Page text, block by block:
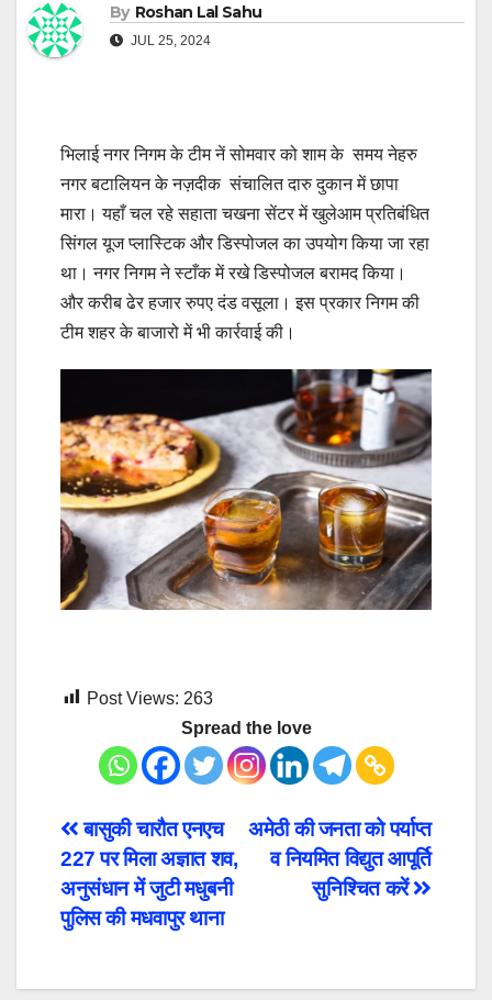
By Roshan Lal Sahu
JUL 25, 2024
भिलाई नगर निगम के टीम नें सोमवार को शाम के समय नेहरु
नगर बटालियन के नज़दीक संचालित दारु दुकान में छापा
मारा। यहाँ चल रहे सहाता चखना सेंटर में खुलेआम प्रतिबंधित
सिंगल यूज प्लास्टिक और डिस्पोजल का उपयोग किया जा रहा
था। नगर निगम ने स्टाँक में रखे डिस्पोजल बरामद किया।
और करीब ढेर हजार रुपए दंड वसूला। इस प्रकार निगम की
टीम शहर के बाजारो में भी कार्रवाई की।
Post Views: 263
Spread the love
Post
navigation
अमेठी की जनता को पर्याप्त
व नियमित विद्युत आपूर्ति
सुनिश्चित करें
बासुकी चारौत एनएच
227 पर मिला अज्ञात शव,
अनुसंधान में जुटी मधुबनी
पुलिस की मधवापुर थाना